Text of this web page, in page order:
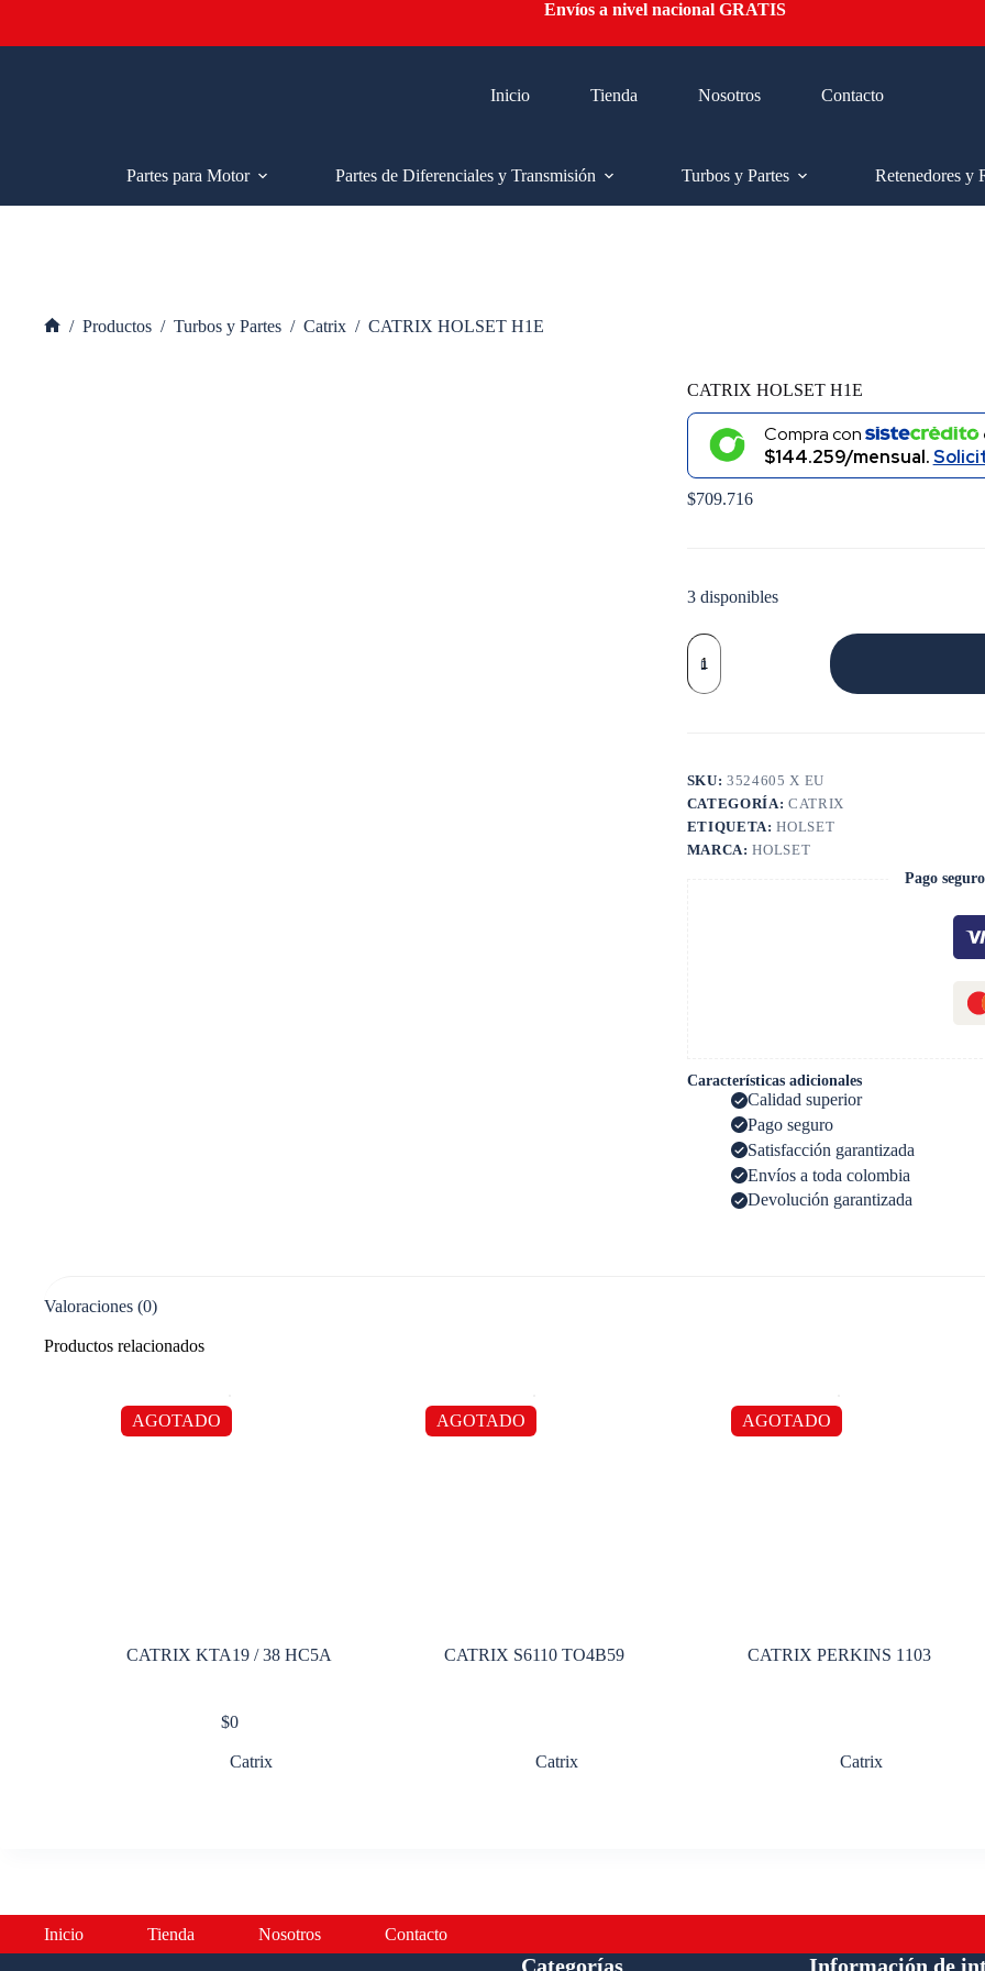
contenido
Envíos a nivel nacional GRATIS
Inicio Tienda Nosotros Contacto
Partes para Motor
Partes de Diferenciales y Transmisión Turbos y Partes Retenedores y
/ Productos / Turbos y Partes / Catrix / CATRIX HOLSET H1E
CATRIX HOLSET H1E
Compra con
$144.259/mensual.
$709.716
3 disponibles
CATRIX
HOLSET
H1E
cantidad
SKU:3524605 X EU
CATEGORÍA: CATRIX
ETIQUETA:HOLSET
MARCA:HOLSET
Pago
Características adicionales
Calidad superior
Pago seguro
Satisfacción garantizada
Envíos a toda colombia
Devolución garantizada
Valoraciones (0)
Productos relacionados
AGOTADO
CATRIX KTA19 / 38 HC5A
$0
Catrix
AGOTADO
CATRIX S6110 TO4B59
Catrix
AGOTADO
CATRIX PERKINS 1103
Catrix
Inicio Tienda Nosotros Contacto
Categorías Información de